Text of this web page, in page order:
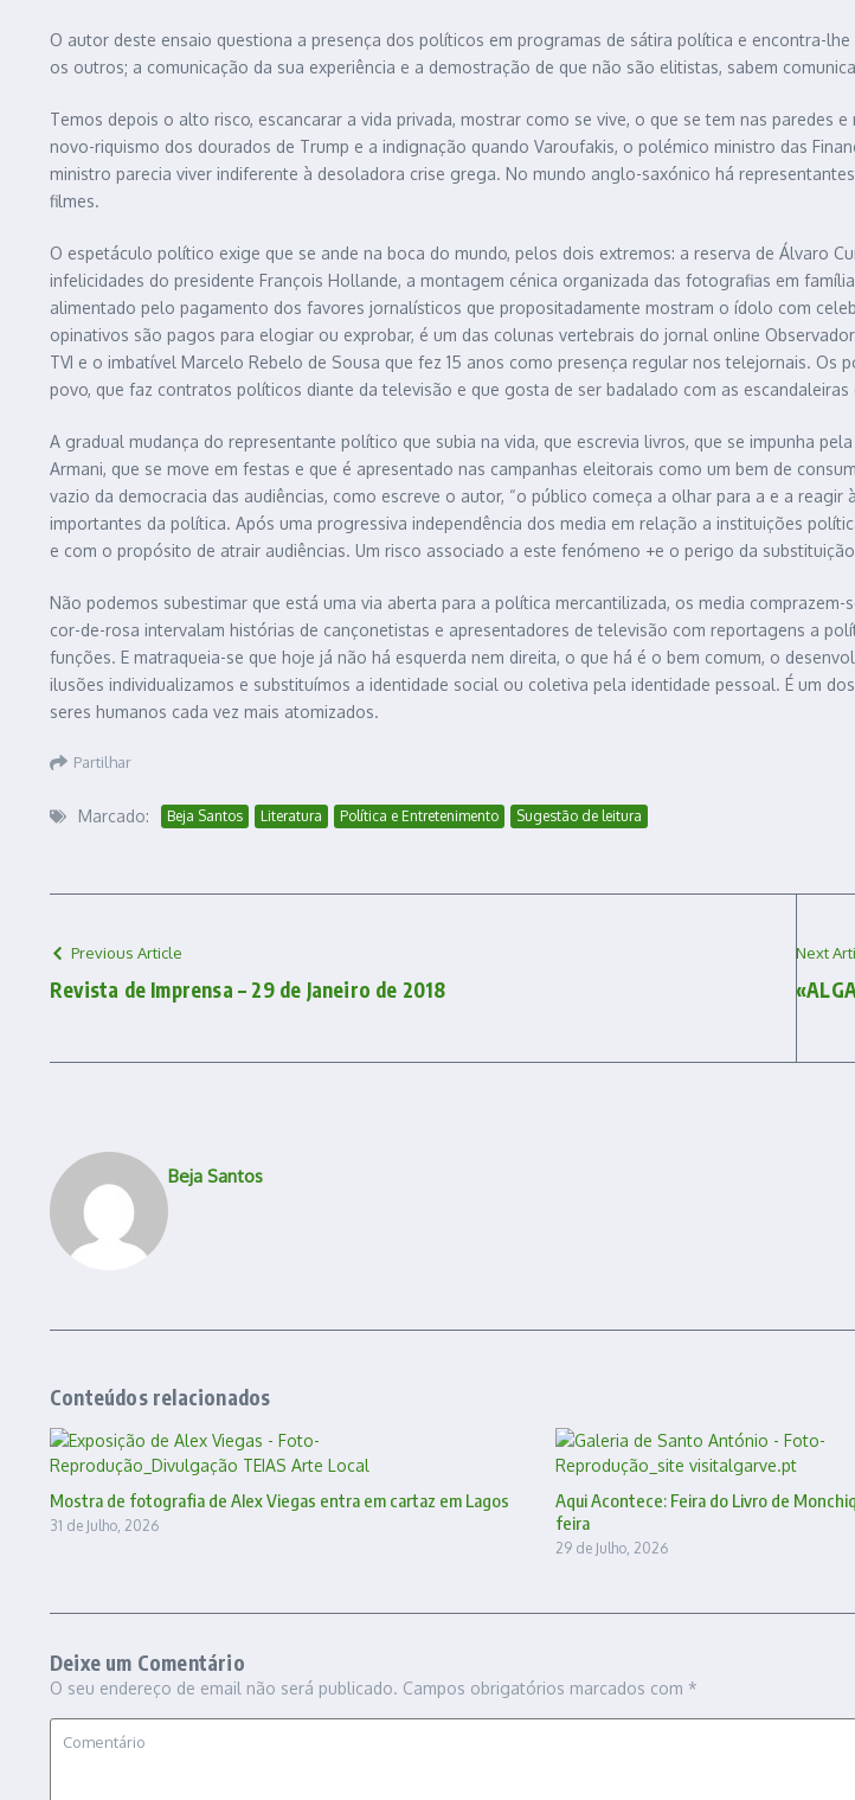
O autor deste ensaio questiona a presença dos políticos em programas de sátira política e encontra-
os outros; a comunicação da sua experiência e a demostração de que não são elitistas, sabem
Temos depois o alto risco, escancarar a vida privada, mostrar como se vive, o que se tem nas
novo-riquismo dos dourados de Trump e a indignação quando Varoufakis, o polémico ministro das
ministro parecia viver indiferente à desoladora crise grega. No mundo anglo-saxónico há
filmes.
O espetáculo político exige que se ande na boca do mundo, pelos dois extremos: a reserva de Álvaro
infelicidades do presidente François Hollande, a montagem cénica organizada das fotografias em
alimentado pelo pagamento dos favores jornalísticos que propositadamente mostram o ídolo com
opinativos são pagos para elogiar ou exprobar, é um das colunas vertebrais do jornal online
TVI e o imbatível Marcelo Rebelo de Sousa que fez 15 anos como presença regular nos telejornais.
povo, que faz contratos políticos diante da televisão e que gosta de ser badalado com as
A gradual mudança do representante político que subia na vida, que escrevia livros, que se impunha
Armani, que se move em festas e que é apresentado nas campanhas eleitorais como um bem de
vazio da democracia das audiências, como escreve o autor, “o público começa a olhar para a e a
importantes da política. Após uma progressiva independência dos media em relação a instituições
e com o propósito de atrair audiências. Um risco associado a este fenómeno +e o perigo da
Não podemos subestimar que está uma via aberta para a política mercantilizada, os media
cor-de-rosa intervalam histórias de cançonetistas e apresentadores de televisão com reportagens a
funções. E matraqueia-se que hoje já não há esquerda nem direita, o que há é o bem comum, o
ilusões individualizamos e substituímos a identidade social ou coletiva pela identidade pessoal. É um
seres humanos cada vez mais atomizados.
Partilhar
Marcado: Beja Santos Literatura Política e Entretenimento Sugestão de leitura
Previous Article
Revista de Imprensa – 29 de Janeiro de 2018
Next
Beja Santos
Conteúdos relacionados
Mostra de fotografia de Alex Viegas entra em cartaz em Lagos
31 de Julho, 2026
Aqui Acontece: Feira do Livro de
feira
29 de Julho, 2026
Deixe um Comentário
O seu endereço de email não será publicado. Campos obrigatórios marcados com *